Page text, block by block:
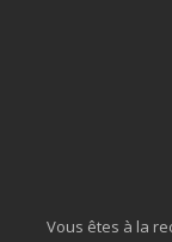
Vous êtes à la